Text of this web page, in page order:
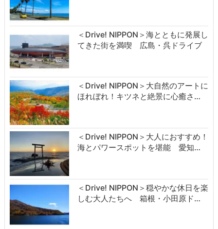
＜Drive! NIPPON＞海とともに発展し
てきた街を満喫 広島・呉ドライブ
＜Drive! NIPPON＞大自然のアートに
ほれぼれ！キツネと絶景に心癒さ…
＜Drive! NIPPON＞大人におすすめ！
海とパワースポットを堪能 愛知…
＜Drive! NIPPON＞穏やかな休日を楽
しむ大人たちへ 箱根・小田原ド…